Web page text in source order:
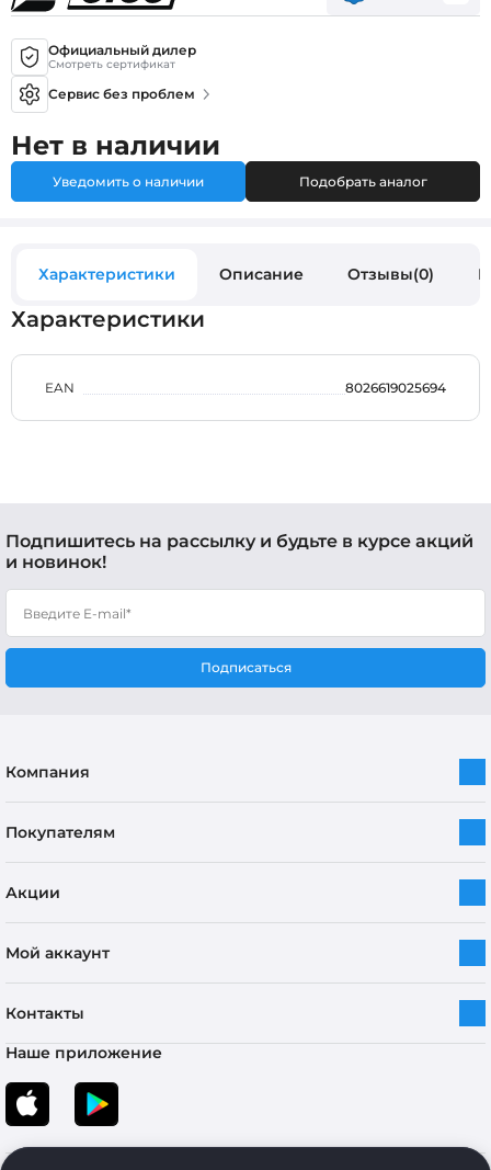
Официальный дилер
Смотреть сертификат
Сервис без проблем
Нет в наличии
Уведомить о наличии Подобрать аналог
Характеристики Описание Отзывы(0)
Характеристики
EAN 8026619025694
Подпишитесь на рассылку и будьте в курсе акций
и новинок!
Подписаться
Компания
Покупателям
Акции
Мой аккаунт
Контакты
Наше приложение